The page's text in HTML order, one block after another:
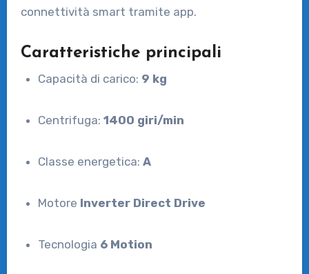
connettività smart tramite app.
Caratteristiche principali
Capacità di carico: 9 kg
Centrifuga:1400 giri/min
Classe energetica:A
Motore Inverter Direct Drive
Tecnologia 6 Motion